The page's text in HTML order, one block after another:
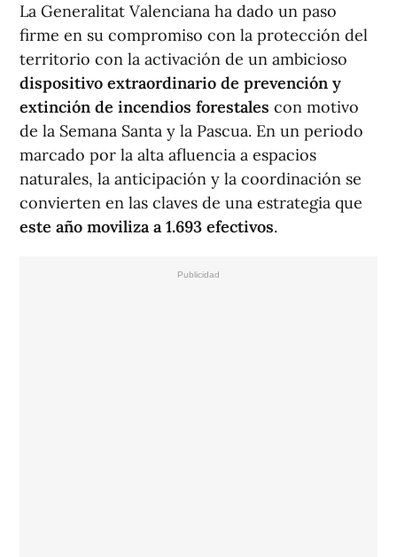
La Generalitat Valenciana ha dado un paso
firme en su compromiso con la protección del
territorio con la activación de un ambicioso
dispositivo extraordinario de prevención y
extinción de incendios forestales con motivo
de la Semana Santa y la Pascua. En un periodo
marcado por la alta afluencia a espacios
naturales, la anticipación y la coordinación se
convierten en las claves de una estrategia que
este año moviliza a 1.693 efectivos.